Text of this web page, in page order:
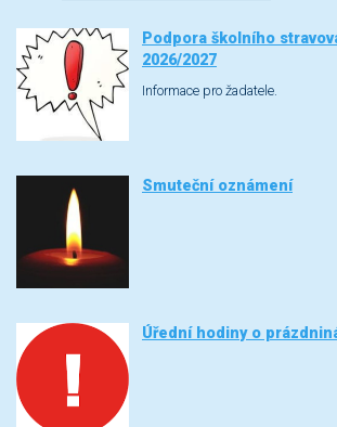
Podpora školního
2026/2027
Informace pro žadatele.
Smuteční oznámení
Úřední hodiny o